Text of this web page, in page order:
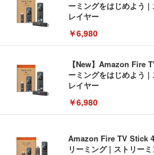
ーミングをはじめよう |
レイヤー
￥6,980
【New】Amazon Fire
ーミングをはじめよう |
レイヤー
￥6,980
Amazon Fire TV Stick
リーミング | ストリー